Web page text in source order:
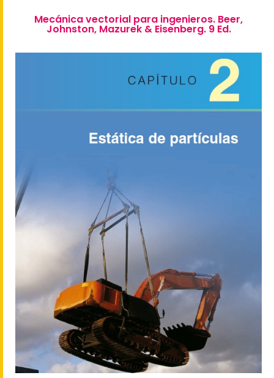
Mecánica vectorial para ingenieros. Beer,
Johnston, Mazurek & Eisenberg. 9 Ed.